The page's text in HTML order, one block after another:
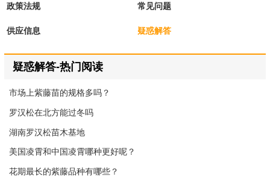
政策法规 常见问题
供应信息 疑惑解答
疑惑解答-热门阅读
市场上紫藤苗的规格多吗？
罗汉松在北方能过冬吗
湖南罗汉松苗木基地
美国凌霄和中国凌霄哪种更好呢？
花期最长的紫藤品种有哪些？